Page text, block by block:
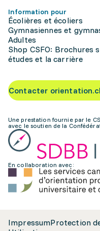
Information pour
Écolières et écoliers
Gymnasiennes et
Adultes
Shop CSFO: Brochures
études et la carrière
Contacter
Une prestation fournie par le
avec le soutien de la
En collaboration avec:
ImpressumProtection